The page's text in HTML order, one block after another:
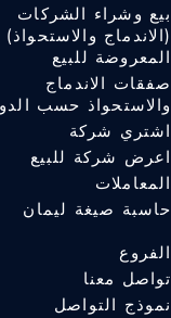
بيع وشراء الشركات
(الاندماج والاستحواذ)
المعروضة للبيع
صفقات الاندماج
والاستحواذ حسب
اشتري شركة
اعرض شركة للبيع
المعاملات
حاسبة صيغة ليمان
الفروع
تواصل معنا
نموذج التواصل